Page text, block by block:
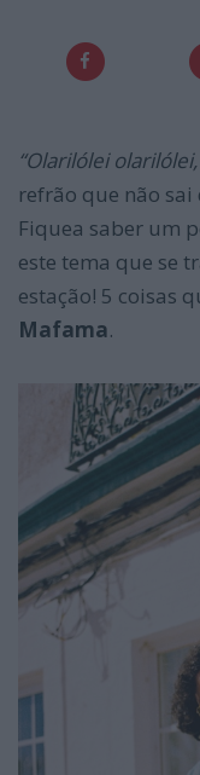
“Olarilólei
refrão que não
Fiquea saber um
este tema que se
estação! 5 coisas
Mafama.